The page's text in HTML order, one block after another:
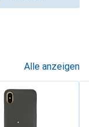
Alle anzeigen